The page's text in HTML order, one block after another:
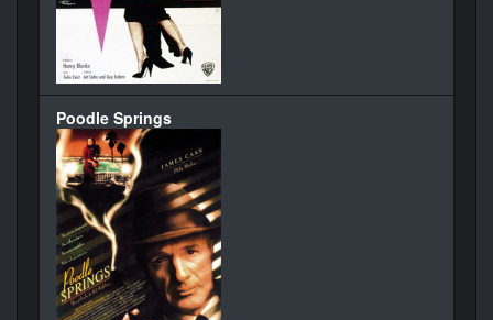
Poodle Springs